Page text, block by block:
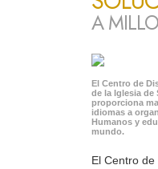
A
El Centro de
de la Iglesia
proporciona
idiomas a
Humanos y
mundo.
El Centro